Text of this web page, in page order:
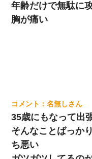
年齢だけで無駄に
胸が痛い
名無し
35歳にもなって出
そんなことばっか
ち悪い